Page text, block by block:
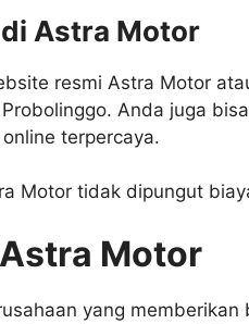
Astra Motor
resmi Astra Motor
Anda juga
terpercaya.
Motor tidak dipungut
Motor
yang memberikan